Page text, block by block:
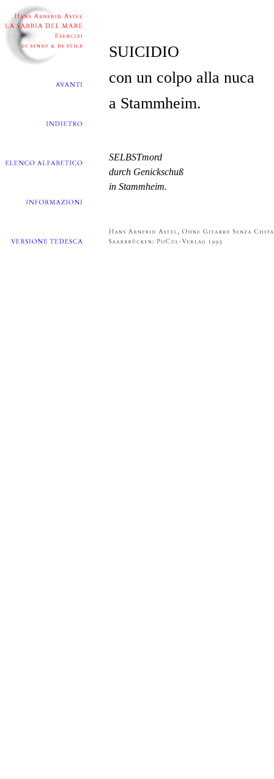
SUICIDIO
con un colpo alla nuca
a Stammheim.
SELBSTmord
durch Genickschuß
in Stammheim.